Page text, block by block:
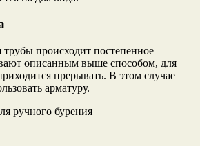
происходит постепенное
описанным выше способом, для
прерывать. В этом случае
арматуру.
ручного бурения